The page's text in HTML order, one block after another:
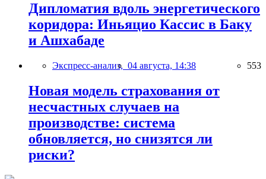
Дипломатия вдоль энергетического
коридора: Иньяцио Кассис в Баку
и Ашхабаде
Экспресс-анализ, 04 августа, 14:38 553
Новая модель страхования от
несчастных случаев на
производстве: система
обновляется, но снизятся ли
риски?